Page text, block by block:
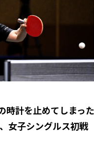
時計を止めてしまった
女子シングルス初戦